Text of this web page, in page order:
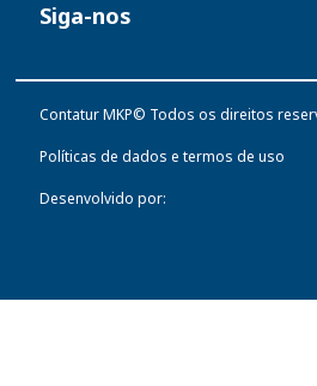
Siga-nos
Contatur MKP© Todos os direitos
Políticas de dados e termos de uso
Desenvolvido por: